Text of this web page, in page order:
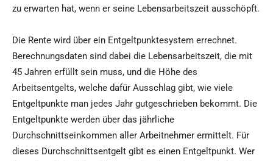
zu erwarten hat, wenn er seine Lebensarbeitszeit ausschöpft.
Die Rente wird über ein Entgeltpunktesystem errechnet.
Berechnungsdaten sind dabei die Lebensarbeitszeit, die mit
45 Jahren erfüllt sein muss, und die Höhe des
Arbeitsentgelts, welche dafür Ausschlag gibt, wie viele
Entgeltpunkte man jedes Jahr gutgeschrieben bekommt. Die
Entgeltpunkte werden über das jährliche
Durchschnittseinkommen aller Arbeitnehmer ermittelt. Für
dieses Durchschnittsentgelt gibt es einen Entgeltpunkt. Wer